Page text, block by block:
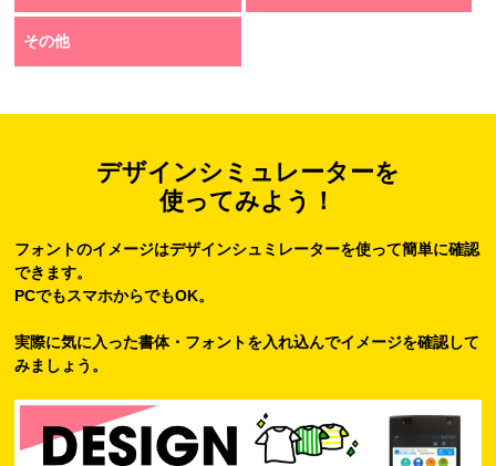
その他
デザインシミュレーターを
使ってみよう！
フォントのイメージはデザインシュミレーターを使って簡単に確認
できます。
PCでもスマホからでもOK。
実際に気に入った書体・フォントを入れ込んでイメージを確認して
みましょう。